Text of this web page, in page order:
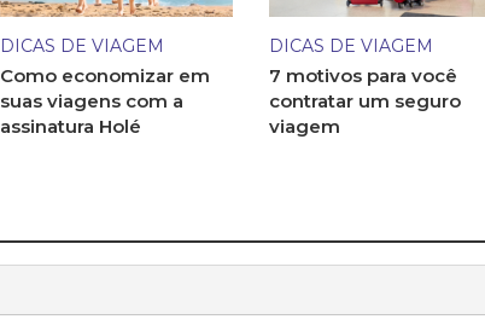
DICAS DE VIAGEM
Como economizar em
suas viagens com a
assinatura Holé
DICAS DE VIAGEM
7 motivos para você
contratar um seguro
viagem